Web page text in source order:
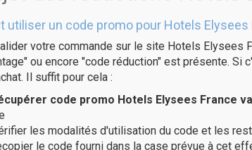
utiliser un code promo pour Hotels Elysees
votre commande sur le site Hotels Elysees
ou encore "code réduction" est présente. Si
Il suffit pour cela :
code promo Hotels Elysees France
les modalités d'utilisation du code et les
le code fourni dans la case prévue à cet